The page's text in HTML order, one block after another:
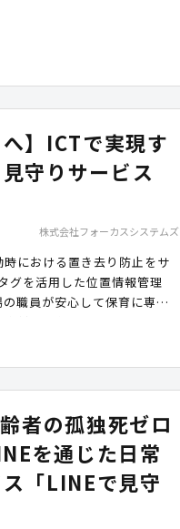
】ICTで実現す
守りサービス
株式会社フォーカスシステムズ
時における置き去り防止をサ
グを活用した位置情報管理
職員が安心して保育に専念
対策強化の取り組みを支援
者の孤独死ゼロ
を通じた日常
「LINEで見守